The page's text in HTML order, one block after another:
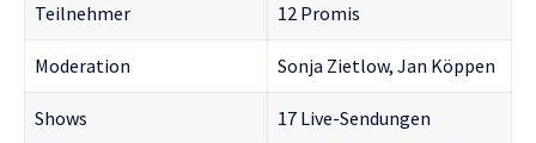
Teilnehmer 12 Promis
Moderation Sonja Zietlow, Jan Köppen
Shows 17 Live-Sendungen